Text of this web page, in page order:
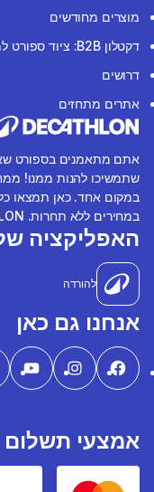
מוצרים מחודשים
דקטלון B2B: ציוד ספורט למוסדות
דרושים
אתרים מתחזים
אתם מתאמנים בספורט
שתמשיכו להנות ממנו!
במקום אחד. כאן תמצאו כל
במחירים ללא תחרות. DECATHLON. עושים ספורט יחד!
האפליקציה
להורדה
אנחנו גם כאן
אמצעי תשלום